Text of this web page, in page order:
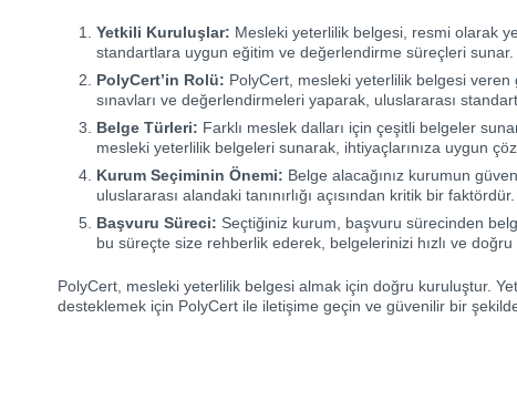
Yetkili Kuruluşlar: Mesleki yeterlilik belgesi, resmi olarak
standartlara uygun eğitim ve değerlendirme süreçleri sunar.
PolyCert’in Rolü: PolyCert, mesleki yeterlilik belgesi
sınavları ve değerlendirmeleri yaparak, uluslararası
Belge Türleri: Farklı meslek dalları için çeşitli belgeler
mesleki yeterlilik belgeleri sunarak, ihtiyaçlarınıza uygun
Kurum Seçiminin Önemi: Belge alacağınız kurumun
uluslararası alandaki tanınırlığı açısından kritik bir faktördür.
Başvuru Süreci: Seçtiğiniz kurum, başvuru sürecinden
bu süreçte size rehberlik ederek, belgelerinizi hızlı ve doğru
PolyCert, mesleki yeterlilik belgesi almak için doğru kuruluştur.
desteklemek için PolyCert ile iletişime geçin ve güvenilir bir